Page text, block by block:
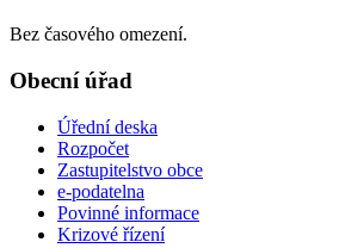
Bez časového omezení.
Obecní úřad
Úřední deska
Rozpočet
Zastupitelstvo obce
e-podatelna
Povinné informace
Krizové řízení